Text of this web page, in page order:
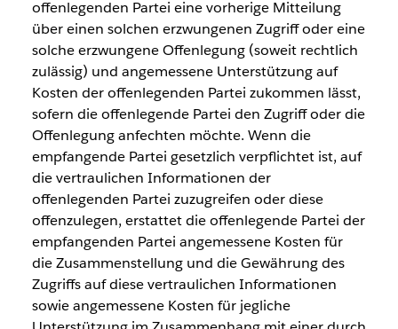
offenlegenden Partei eine vorherige Mitteilung
über einen solchen erzwungenen Zugriff oder eine
solche erzwungene Offenlegung (soweit rechtlich
zulässig) und angemessene Unterstützung auf
Kosten der offenlegenden Partei zukommen lässt,
sofern die offenlegende Partei den Zugriff oder die
Offenlegung anfechten möchte. Wenn die
empfangende Partei gesetzlich verpflichtet ist, auf
die vertraulichen Informationen der
offenlegenden Partei zuzugreifen oder diese
offenzulegen, erstattet die offenlegende Partei der
empfangenden Partei angemessene Kosten für
die Zusammenstellung und die Gewährung des
Zugriffs auf diese vertraulichen Informationen
sowie angemessene Kosten für jegliche